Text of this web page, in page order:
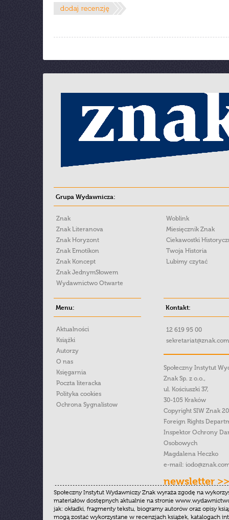
Grupa Wydawnicza:
Znak
Znak Literanova
Znak Horyzont
Znak Emotikon
Znak Koncept
Znak JednymSłowem
Wydawnictwo Otwarte
Woblink
Miesięcznik Znak
Ciekawostki
Twoja Historia
Lubimy czytać
Menu:
Aktualności
Książki
Autorzy
O nas
Księgarnia
Poczta literacka
Polityka cookies
Ochrona Sygnalistow
Kontakt:
12 619 95 00
Społeczny Instytut
Znak Sp. z o.o.,
ul. Kościuszki 37,
30-105 Kraków
Copyright SIW Znak
Foreign Rights
Inspektor Ochrony
Osobowych
Magdalena Heczko
e-mail:
newsletter >>
Społeczny Instytut Wydawniczy Znak wyraża zgodę na
materiałów dostępnych aktualnie na stronie
jak: okładki, fragmenty tekstu, biogramy autorów oraz opisy
mogą zostać wykorzystane w recenzjach książek, katalogach